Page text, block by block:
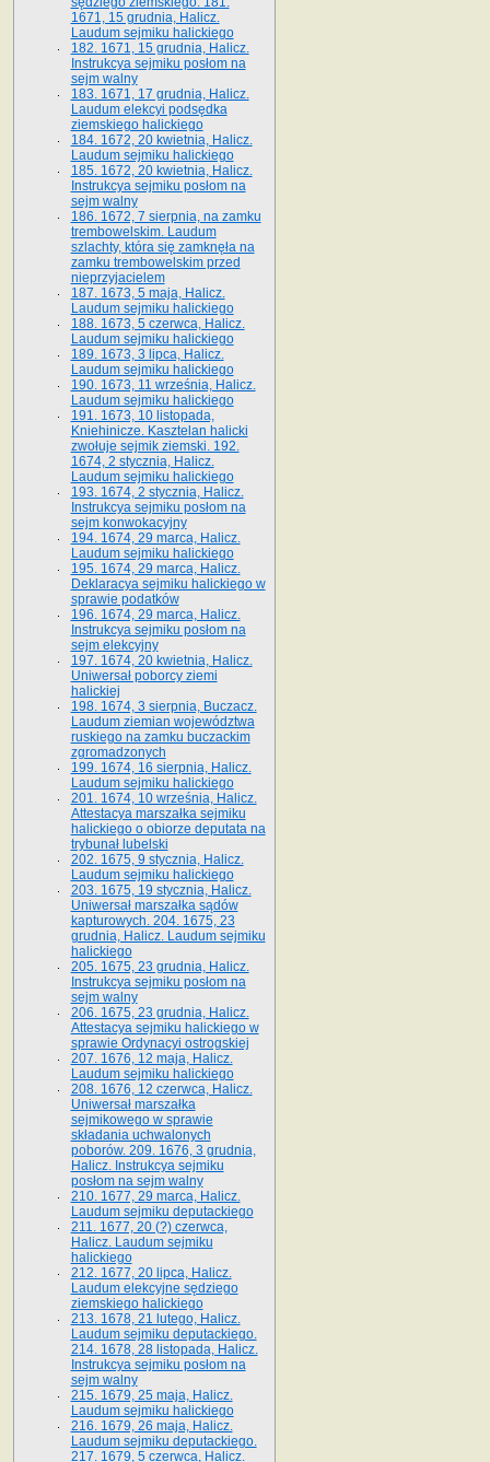
1671, 15 grudnia, Halicz.
Laudum sejmiku halickiego
182. 1671, 15 grudnia, Halicz.
Instrukcya sejmiku posłom na
sejm walny
183. 1671, 17 grudnia, Halicz.
Laudum elekcyi podsędka
ziemskiego halickiego
184. 1672, 20 kwietnia, Halicz.
Laudum sejmiku halickiego
185. 1672, 20 kwietnia, Halicz.
Instrukcya sejmiku posłom na
sejm walny
186. 1672, 7 sierpnia, na zamku
trembowelskim. Laudum
szlachty, która się zamknęła na
zamku trembowelskim przed
nieprzyjacielem
187. 1673, 5 maja, Halicz.
Laudum sejmiku halickiego
188. 1673, 5 czerwca, Halicz.
Laudum sejmiku halickiego
189. 1673, 3 lipca, Halicz.
Laudum sejmiku halickiego
190. 1673, 11 września, Halicz.
Laudum sejmiku halickiego
191. 1673, 10 listopada,
Kniehinicze. Kasztelan halicki
zwołuje sejmik ziemski. 192.
1674, 2 stycznia, Halicz.
Laudum sejmiku halickiego
193. 1674, 2 stycznia, Halicz.
Instrukcya sejmiku posłom na
sejm konwokacyjny
194. 1674, 29 marca, Halicz.
Laudum sejmiku halickiego
195. 1674, 29 marca, Halicz.
Deklaracya sejmiku halickiego w
sprawie podatków
196. 1674, 29 marca, Halicz.
Instrukcya sejmiku posłom na
sejm elekcyjny
197. 1674, 20 kwietnia, Halicz.
Uniwersał poborcy ziemi
halickiej
198. 1674, 3 sierpnia, Buczacz.
Laudum ziemian województwa
ruskiego na zamku buczackim
zgromadzonych
199. 1674, 16 sierpnia, Halicz.
Laudum sejmiku halickiego
201. 1674, 10 września, Halicz.
Attestacya marszałka sejmiku
halickiego o obiorze deputata na
trybunał lubelski
202. 1675, 9 stycznia, Halicz.
Laudum sejmiku halickiego
203. 1675, 19 stycznia, Halicz.
Uniwersał marszałka sądów
kapturowych. 204. 1675, 23
grudnia, Halicz. Laudum sejmiku
halickiego
205. 1675, 23 grudnia, Halicz.
Instrukcya sejmiku posłom na
sejm walny
206. 1675, 23 grudnia, Halicz.
Attestacya sejmiku halickiego w
sprawie Ordynacyi ostrogskiej
207. 1676, 12 maja, Halicz.
Laudum sejmiku halickiego
208. 1676, 12 czerwca, Halicz.
Uniwersał marszałka
sejmikowego w sprawie
składania uchwalonych
poborów. 209. 1676, 3 grudnia,
Halicz. Instrukcya sejmiku
posłom na sejm walny
210. 1677, 29 marca, Halicz.
Laudum sejmiku deputackiego
211. 1677, 20 (?) czerwca,
Halicz. Laudum sejmiku
halickiego
212. 1677, 20 lipca, Halicz.
Laudum elekcyjne sędziego
ziemskiego halickiego
213. 1678, 21 lutego, Halicz.
Laudum sejmiku deputackiego.
214. 1678, 28 listopada, Halicz.
Instrukcya sejmiku posłom na
sejm walny
215. 1679, 25 maja, Halicz.
Laudum sejmiku halickiego
216. 1679, 26 maja, Halicz.
Laudum sejmiku deputackiego.
217. 1679, 5 czerwca, Halicz.